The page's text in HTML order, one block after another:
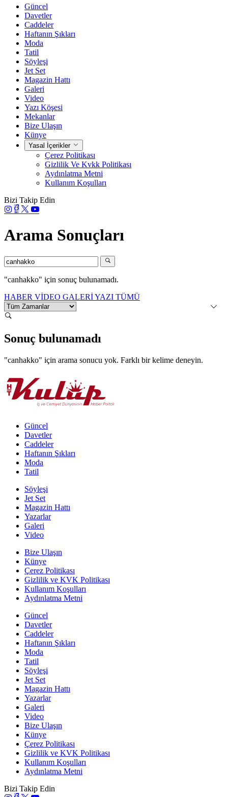
Güncel
Davetler
Caddeler
Haftanın Şıkları
Moda
Tatil
Söyleşi
Jet Set
Magazin Hattı
Galeri
Video
Yazı Köşesi
Mekanlar
Bize Ulaşın
Künye
Yasal İçerikler
Çerez Politikası
Gizlilik Ve Kvkk Politikası
Aydınlatma Metni
Kullanım Koşulları
Bizi Takip Edin
Arama Sonuçları
"canhakko" için sonuç bulunamadı.
HABER VİDEO GALERİYAZI TÜMÜ
Sonuç bulunamadı
"canhakko" için arama sonucu yok. Farklı bir kelime deneyin.
Güncel
Davetler
Caddeler
Haftanın Şıkları
Moda
Tatil
Söyleşi
Jet Set
Magazin Hattı
Yazarlar
Galeri
Video
Bize Ulaşın
Künye
Çerez Politikası
Gizlilik ve KVK Politikası
Kullanım Koşulları
Aydınlatma Metni
Güncel
Davetler
Caddeler
Haftanın Şıkları
Moda
Tatil
Söyleşi
Jet Set
Magazin Hattı
Yazarlar
Galeri
Video
Bize Ulaşın
Künye
Çerez Politikası
Gizlilik ve KVK Politikası
Kullanım Koşulları
Aydınlatma Metni
Bizi Takip Edin